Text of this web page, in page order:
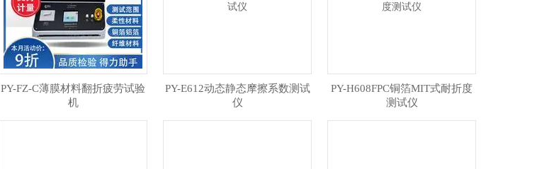
​PY-FZ-C薄膜材料翻折疲劳试验
机
PY-E612动态静态摩擦系数测试
仪
PY-H608FPC铜箔MIT式耐折度
测试仪